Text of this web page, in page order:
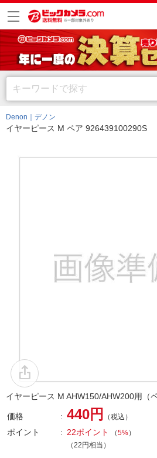
Denon｜デノン
イヤーピース M ペア 926439100290S
イヤーピース M AHW150/AHW200用
価格 440円 （税込）
ポイント 22ポイント （5%）
（22円相当）